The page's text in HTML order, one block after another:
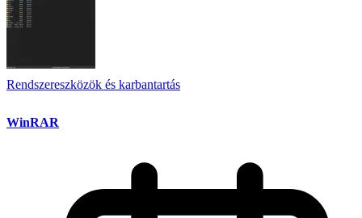
Rendszereszközök és karbantartás
WinRAR